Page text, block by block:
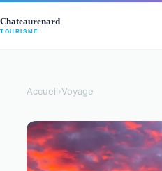
Accueil›Voyage